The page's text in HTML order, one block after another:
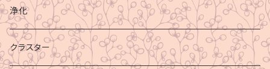
浄化
クラスター